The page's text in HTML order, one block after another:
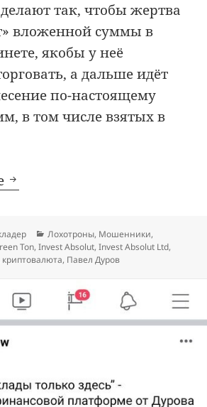
так, чтобы жертва
вложенной суммы в
якобы у неё
а дальше идёт
по-настоящему
в том числе взятых в
Invest Absolut, украинский
Рубрики
Лохотроны, Мошенники,
Ton,Invest Absolut,Invest Absolut Ltd,
криптовалюта, Павел Дуров